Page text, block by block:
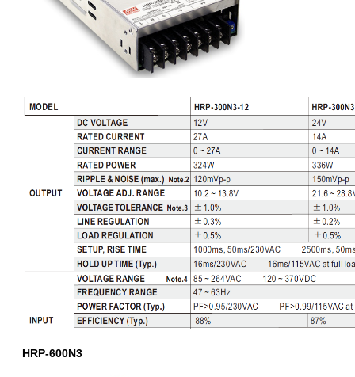
HRP-600N3